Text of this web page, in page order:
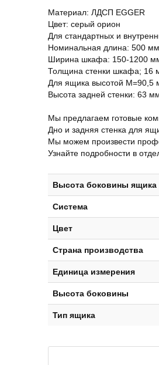
Материал: ЛДСП EGGER
Цвет: серый орион
Для стандартных и
Номинальная длина: 500 мм
Ширина шкафа: 150-1200
Толщина стенки шкафа; 16
Для ящика высотой М=90,5
Высота задней стенки: 63
Мы предлагаем готовые
Дно и задняя стенка для
Мы можем произвести
Узнайте подробности в
Высота боковины ящика
Система
Цвет
Страна производства
Единица измерения
Высота боковины
Тип ящика